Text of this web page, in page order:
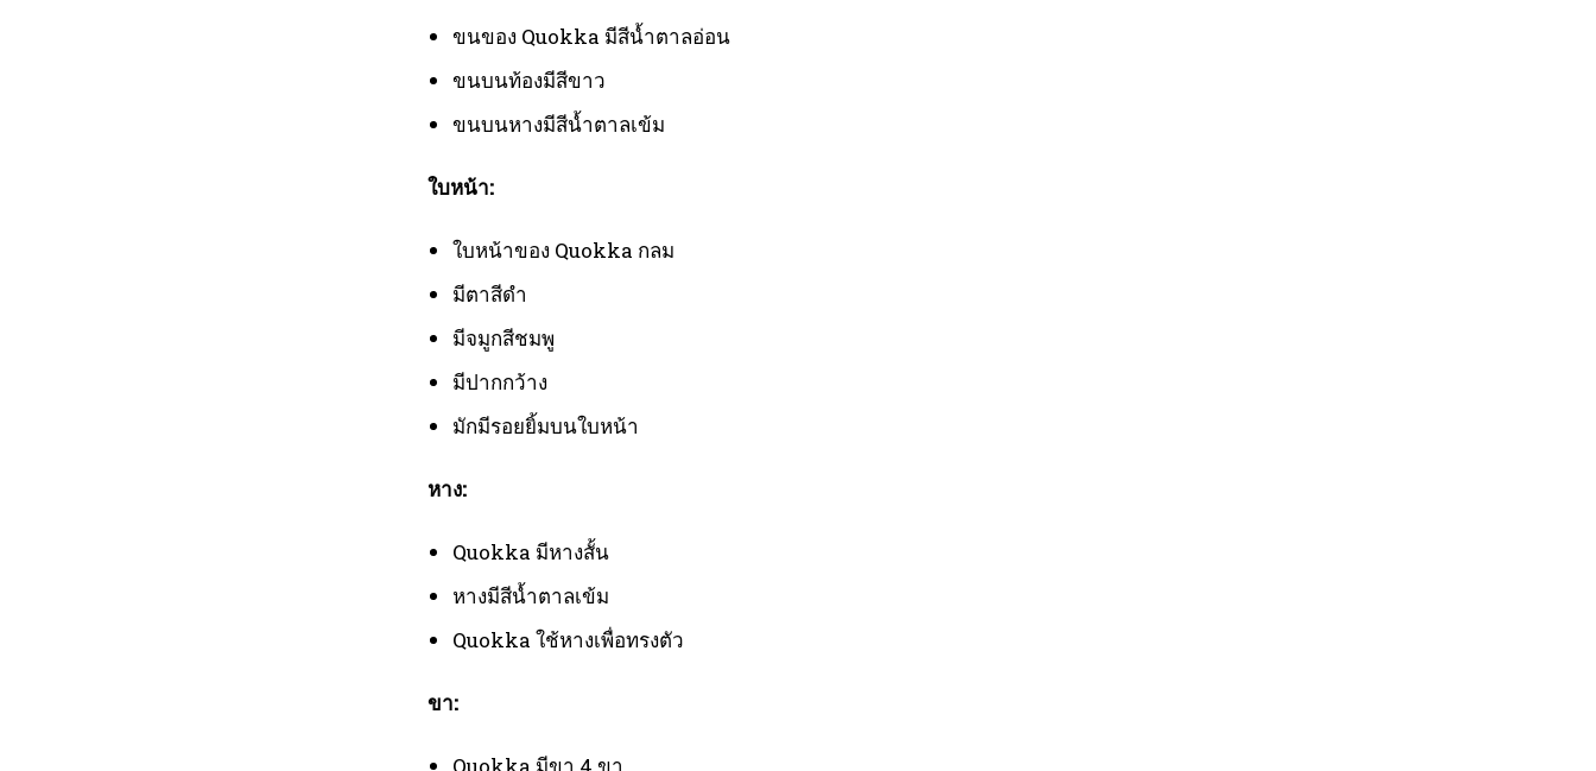
ขนของ Quokka มีสีน้ำตาลอ่อน
ขนบนท้องมีสีขาว
ขนบนหางมีสีน้ำตาลเข้ม
ใบหน้า:
ใบหน้าของ Quokka กลม
มีตาสีดำ
มีจมูกสีชมพู
มีปากกว้าง
มักมีรอยยิ้มบนใบหน้า
หาง:
Quokka มีหางสั้น
หางมีสีน้ำตาลเข้ม
Quokka ใช้หางเพื่อทรงตัว
ขา: